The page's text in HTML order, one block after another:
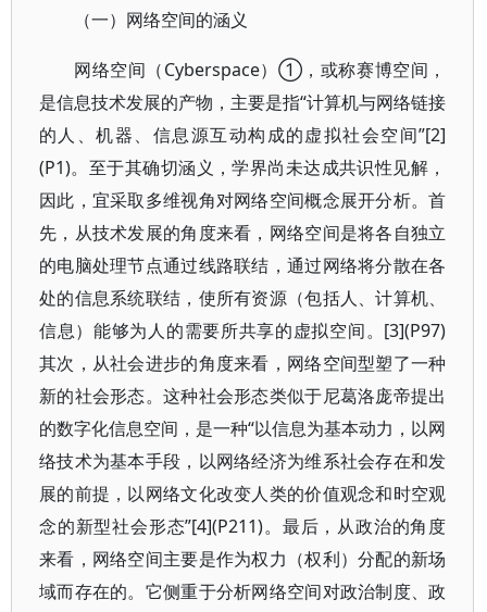
（一）网络空间的涵义
网络空间（Cyberspace）①，或称赛博空间，
是信息技术发展的产物，主要是指“计算机与网络链接
的人、机器、信息源互动构成的虚拟社会空间”[2]
(P1)。至于其确切涵义，学界尚未达成共识性见解，
因此，宜采取多维视角对网络空间概念展开分析。首
先，从技术发展的角度来看，网络空间是将各自独立
的电脑处理节点通过线路联结，通过网络将分散在各
处的信息系统联结，使所有资源（包括人、计算机、
信息）能够为人的需要所共享的虚拟空间。[3](P97)
其次，从社会进步的角度来看，网络空间型塑了一种
新的社会形态。这种社会形态类似于尼葛洛庞帝提出
的数字化信息空间，是一种“以信息为基本动力，以网
络技术为基本手段，以网络经济为维系社会存在和发
展的前提，以网络文化改变人类的价值观念和时空观
念的新型社会形态”[4](P211)。最后，从政治的角度
来看，网络空间主要是作为权力（权利）分配的新场
域而存在的。它侧重于分析网络空间对政治制度、政